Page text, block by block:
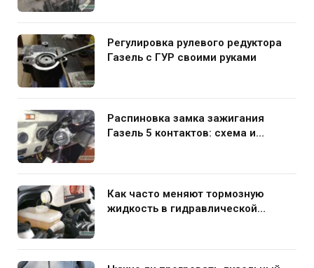
Регулировка рулевого редуктора
Газель с ГУР своими руками
Распиновка замка зажигания
Газель 5 контактов: схема и
Как часто меняют тормозную
жидкость в гидравлической